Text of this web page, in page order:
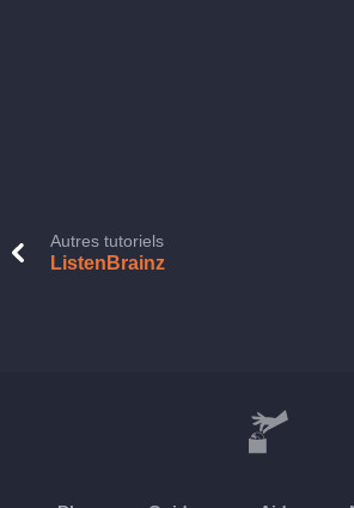
Autres tutoriels
ListenBrainz